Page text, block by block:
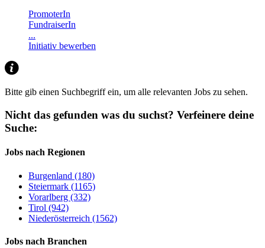
PromoterIn
FundraiserIn
...
Initiativ bewerben
Bitte gib einen Suchbegriff ein, um alle relevanten Jobs zu sehen.
Nicht das gefunden was du suchst? Verfeinere deine
Suche:
Jobs nach Regionen
Burgenland (180)
Steiermark (1165)
Vorarlberg (332)
Tirol (942)
Niederösterreich (1562)
Jobs nach Branchen